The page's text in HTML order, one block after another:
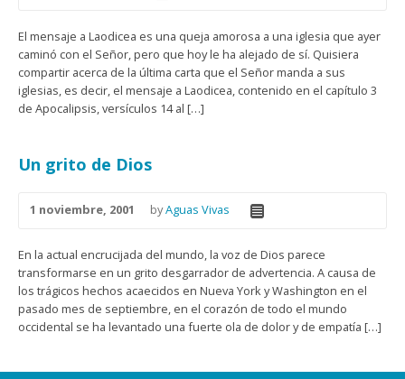
El mensaje a Laodicea es una queja amorosa a una iglesia que ayer
caminó con el Señor, pero que hoy le ha alejado de sí. Quisiera
compartir acerca de la última carta que el Señor manda a sus
iglesias, es decir, el mensaje a Laodicea, contenido en el capítulo 3
de Apocalipsis, versículos 14 al […]
Un grito de Dios
1 noviembre, 2001 byAguas Vivas
En la actual encrucijada del mundo, la voz de Dios parece
transformarse en un grito desgarrador de advertencia. A causa de
los trágicos hechos acaecidos en Nueva York y Washington en el
pasado mes de septiembre, en el corazón de todo el mundo
occidental se ha levantado una fuerte ola de dolor y de empatía […]